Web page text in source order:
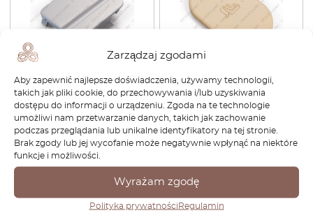
Zarządzaj zgodami
Aby zapewnić najlepsze doświadczenia, używamy technologii,
takich jak pliki cookie, do przechowywania i/lub uzyskiwania
dostępu do informacji o urządzeniu. Zgoda na te technologie
umożliwi nam przetwarzanie danych, takich jak zachowanie
podczas przeglądania lub unikalne identyfikatory na tej stronie.
Brak zgody lub jej wycofanie może negatywnie wpłynąć na niektóre
funkcje i możliwości.
Wyrażam zgodę
Polityka prywatnościRegulamin
BMW E90 / E91 Zaślepka
ucha haka holowniczego
tylnego zderzaka
zagruntowana 51127127695
176,64zł 123,65 zł
Zobacz produkt
BMW E34 / E46 / E91 / X3 E83
zatrzask fotelika dziecięcego
listwa bagażnika wszystkie
kolory 51473418987
165,60zł 115,92zł
Zobacz produkt